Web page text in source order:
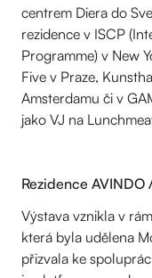
centrem Diera do
rezidence v ISCP
Programme) v New
Five v Praze,
Amsterdamu či v
jako VJ na
Rezidence
Výstava vznikla v
která byla udělena
přizvala ke